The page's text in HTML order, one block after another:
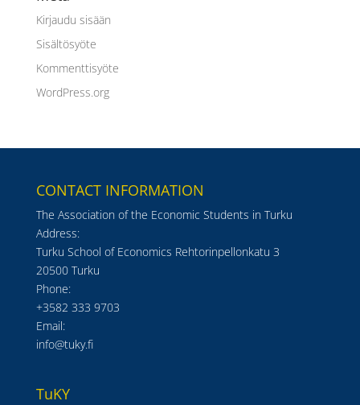
Kirjaudu sisään
Sisältösyöte
Kommenttisyöte
WordPress.org
CONTACT INFORMATION
The Association of the Economic Students in Turku
Address:
Turku School of Economics Rehtorinpellonkatu 3
20500 Turku
Phone:
+3582 333 9703
Email:
info@tuky.fi
TuKY